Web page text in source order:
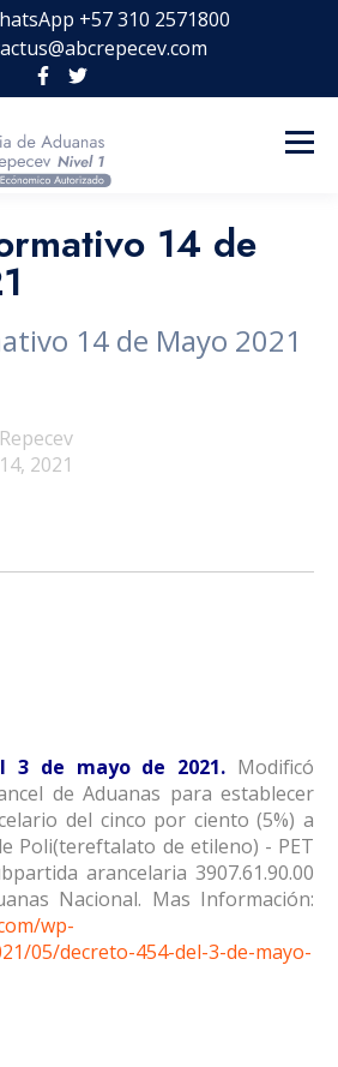
+57 310 2571800
14 de
14 de Mayo 2021
2021
3 de mayo de 2021. Modificó
de Aduanas para establecer
del cinco por ciento (5%) a
Poli(tereftalato de etileno) - PET
arancelaria 3907.61.90.00
Nacional. Mas Información:
wp-
05/decreto-454-del-3-de-mayo-